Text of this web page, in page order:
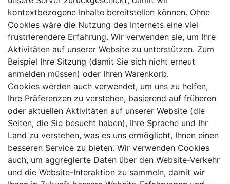
kontextbezogene Inhalte bereitstellen können. Ohne
Cookies wäre die Nutzung des Internets eine viel
frustrierendere Erfahrung. Wir verwenden sie, um Ihre
Aktivitäten auf unserer Website zu unterstützen. Zum
Beispiel Ihre Sitzung (damit Sie sich nicht erneut
anmelden müssen) oder Ihren Warenkorb.
Cookies werden auch verwendet, um uns zu helfen,
Ihre Präferenzen zu verstehen, basierend auf früheren
oder aktuellen Aktivitäten auf unserer Website (die
Seiten, die Sie besucht haben), Ihre Sprache und Ihr
Land zu verstehen, was es uns ermöglicht, Ihnen einen
besseren Service zu bieten. Wir verwenden Cookies
auch, um aggregierte Daten über den Website-Verkehr
und die Website-Interaktion zu sammeln, damit wir